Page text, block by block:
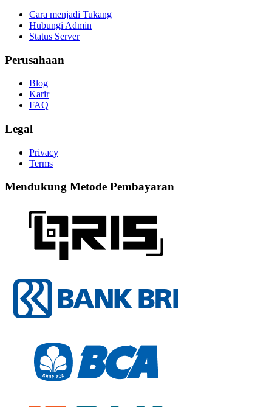
Cara menjadi Tukang
Hubungi Admin
Status Server
Perusahaan
Blog
Karir
FAQ
Legal
Privacy
Terms
Mendukung Metode Pembayaran